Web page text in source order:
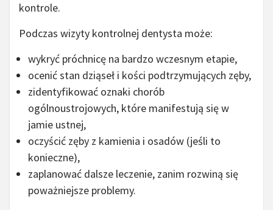
kontrole.
Podczas wizyty kontrolnej dentysta może:
wykryć próchnicę na bardzo wczesnym etapie,
ocenić stan dziąseł i kości podtrzymujących zęby,
zidentyfikować oznaki chorób
ogólnoustrojowych, które manifestują się w
jamie ustnej,
oczyścić zęby z kamienia i osadów (jeśli to
konieczne),
zaplanować dalsze leczenie, zanim rozwiną się
poważniejsze problemy.